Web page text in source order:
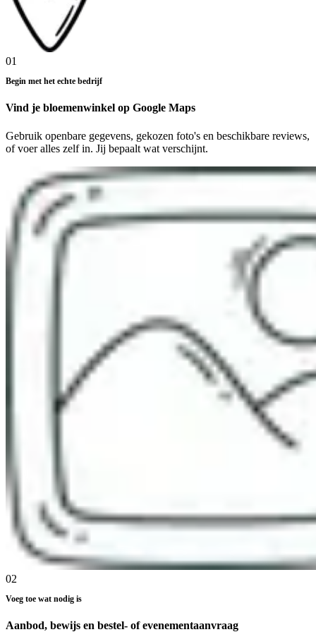
01
Begin met het echte bedrijf
Vind je bloemenwinkel op Google Maps
Gebruik openbare gegevens, gekozen foto's en beschikbare reviews,
of voer alles zelf in. Jij bepaalt wat verschijnt.
02
Voeg toe wat nodig is
Aanbod, bewijs en bestel- of evenementaanvraag